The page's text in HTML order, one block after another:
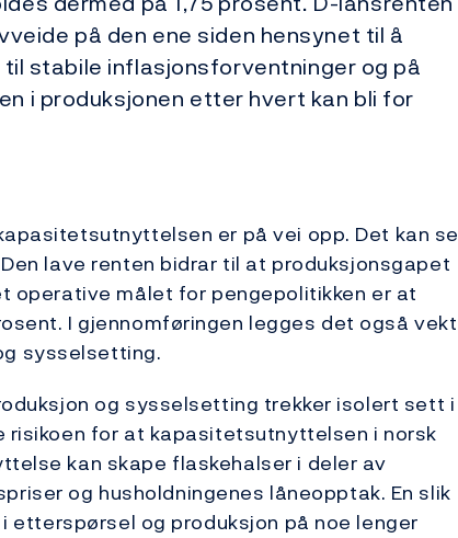
på den ene siden hensynet til å
stabile inflasjonsforventninger og på
i produksjonen etter hvert kan bli for
er på vei opp. Det kan se
lave renten bidrar til at produksjonsgapet
operative målet for pengepolitikken er at
I gjennomføringen legges det også vekt
sysselsetting.
og sysselsetting trekker isolert sett i
risikoen for at kapasitetsutnyttelsen i norsk
kan skape flaskehalser i deler av
og husholdningenes låneopptak. En slik
og produksjon på noe lenger